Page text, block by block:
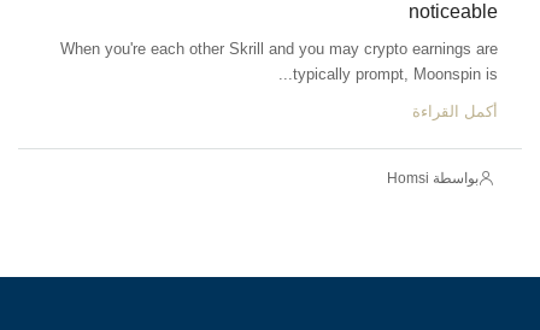
noticeable
When you're each other Skrill and you may crypto earnings are
typically prompt, Moonspin is...
أكمل القراءة
بواسطة Homsi